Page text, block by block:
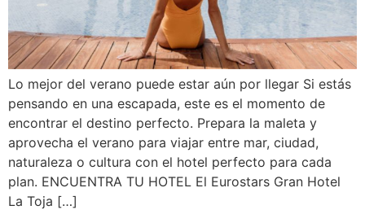
Lo mejor del verano puede estar aún por llegar Si estás
pensando en una escapada, este es el momento de
encontrar el destino perfecto. Prepara la maleta y
aprovecha el verano para viajar entre mar, ciudad,
naturaleza o cultura con el hotel perfecto para cada
plan. ENCUENTRA TU HOTEL El Eurostars Gran Hotel
La Toja […]